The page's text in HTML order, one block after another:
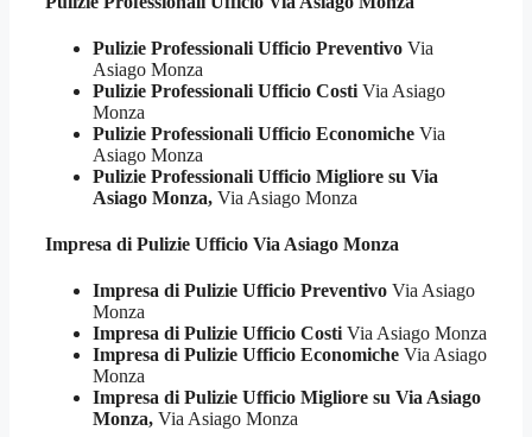
Pulizie Professionali Ufficio Preventivo Via
Asiago Monza
Pulizie Professionali Ufficio Costi Via Asiago
Monza
Pulizie Professionali Ufficio Economiche Via
Asiago Monza
Pulizie Professionali Ufficio Migliore su Via
Asiago Monza, Via Asiago Monza
Impresa di Pulizie Ufficio Via Asiago Monza
Impresa di Pulizie Ufficio Preventivo Via Asiago
Monza
Impresa di Pulizie Ufficio Costi Via Asiago Monza
Impresa di Pulizie Ufficio Economiche Via Asiago
Monza
Impresa di Pulizie Ufficio Migliore su Via Asiago
Monza, Via Asiago Monza